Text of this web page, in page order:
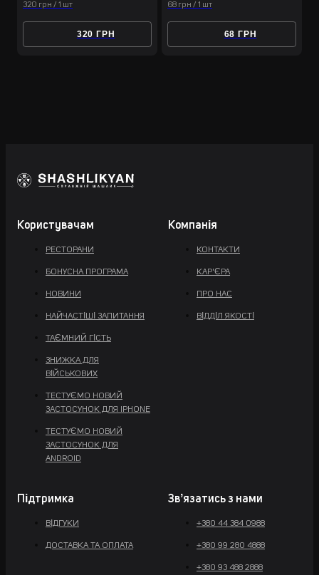
320 грн / 1 шт
320 ГРН
68 грн / 1 шт
68 ГРН
Користувачам
РЕСТОРАНИ
БОНУСНА ПРОГРАМА
НОВИНИ
НАЙЧАСТІШІ ЗАПИТАННЯ
ТАЄМНИЙ ГІСТЬ
ЗНИЖКА ДЛЯ
ВІЙСЬКОВИХ
ТЕСТУЄМО НОВИЙ
ЗАСТОСУНОК ДЛЯ IPHONE
ТЕСТУЄМО НОВИЙ
ЗАСТОСУНОК ДЛЯ
ANDROID
Компанія
КОНТАКТИ
КАР'ЄРА
ПРО НАС
ВІДДІЛ ЯКОСТІ
Підтримка
ВІДГУКИ
ДОСТАВКА ТА ОПЛАТА
Звʼязатись з нами
+380 44 384 0988
+380 99 280 4888
+380 93 488 2888